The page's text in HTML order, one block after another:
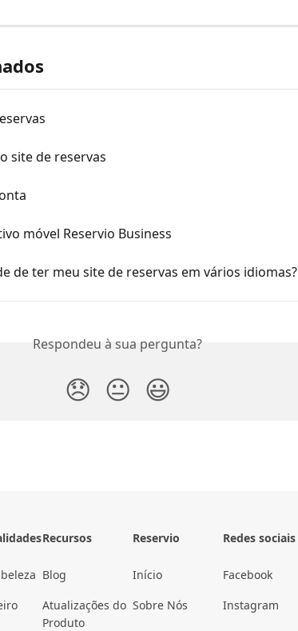
site de reservas
móvel Reservio Business
de ter meu site de reservas em vários idiomas?
Respondeu à sua pergunta?
😞 😐 😃
Recursos
Blog
Atualizações do
Produto
Reservio
Início
Sobre Nós
Redes sociais
Facebook
Instagram